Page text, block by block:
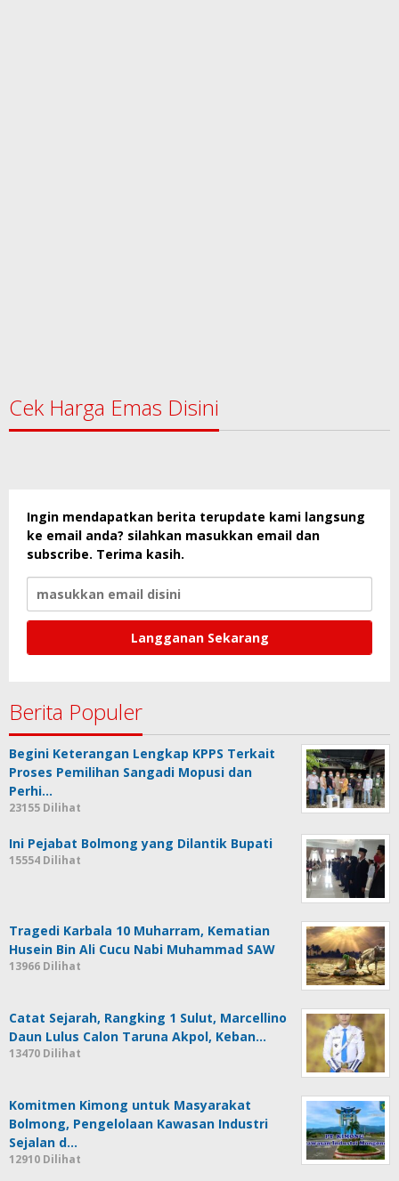
Cek Harga Emas Disini
Ingin mendapatkan berita terupdate kami langsung
ke email anda? silahkan masukkan email dan
subscribe. Terima kasih.
Berita Populer
Begini Keterangan Lengkap KPPS Terkait
Proses Pemilihan Sangadi Mopusi dan
Perhi…
23155 Dilihat
Ini Pejabat Bolmong yang Dilantik Bupati
15554 Dilihat
Tragedi Karbala 10 Muharram, Kematian
Husein Bin Ali Cucu Nabi Muhammad SAW
13966 Dilihat
Catat Sejarah, Rangking 1 Sulut, Marcellino
Daun Lulus Calon Taruna Akpol, Keban…
13470 Dilihat
Komitmen Kimong untuk Masyarakat
Bolmong, Pengelolaan Kawasan Industri
Sejalan d…
12910 Dilihat